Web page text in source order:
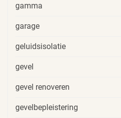
gamma
garage
geluidsisolatie
gevel
gevel renoveren
gevelbepleistering